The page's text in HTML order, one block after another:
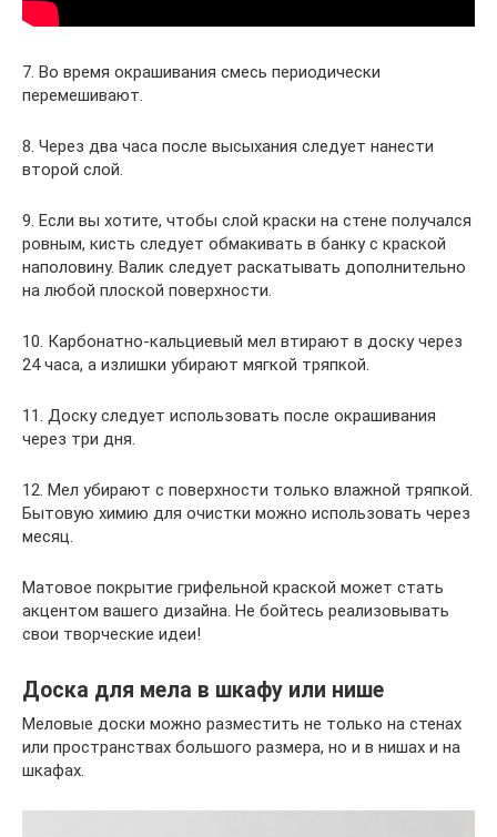
7. Во время окрашивания смесь периодически
перемешивают.
8. Через два часа после высыхания следует нанести
второй слой.
9. Если вы хотите, чтобы слой краски на стене получался
ровным, кисть следует обмакивать в банку с краской
наполовину. Валик следует раскатывать дополнительно
на любой плоской поверхности.
10. Карбонатно-кальциевый мел втирают в доску через
24 часа, а излишки убирают мягкой тряпкой.
11. Доску следует использовать после окрашивания
через три дня.
12. Мел убирают с поверхности только влажной тряпкой.
Бытовую химию для очистки можно использовать через
месяц.
Матовое покрытие грифельной краской может стать
акцентом вашего дизайна. Не бойтесь реализовывать
свои творческие идеи!
Доска для мела в шкафу или нише
Меловые доски можно разместить не только на стенах
или пространствах большого размера, но и в нишах и на
шкафах.